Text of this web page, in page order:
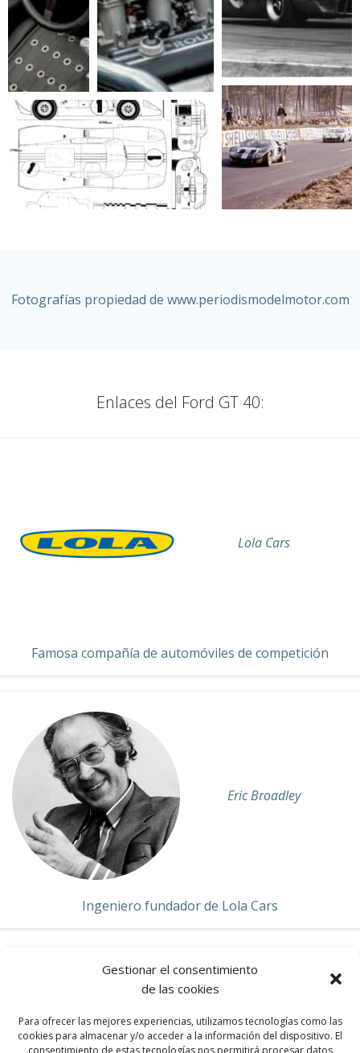
Gestionar el consentimiento
de las cookies
Para ofrecer las mejores experiencias, utilizamos tecnologías como las
cookies para almacenar y/o acceder a la información del dispositivo. El
consentimiento de estas tecnologías nos permitirá procesar datos
Fotografías propiedad de www.periodismodelmotor.com
Enlaces del Ford GT 40:
Lola Cars
Famosa compañía de automóviles de competición
Eric Broadley
Ingeniero fundador de Lola Cars
FORD